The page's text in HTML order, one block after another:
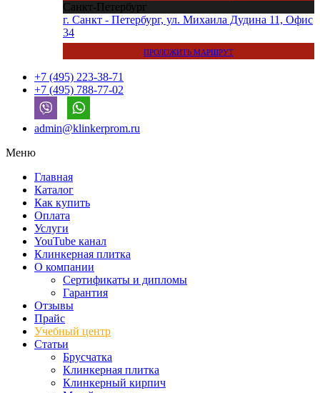
Санкт-Петербург
г. Санкт - Петербург, ул. Михаила Дудина 11, Офис
34
ПРОЛОЖИТЬ МАРШРУТ
+7 (495) 223-38-71
+7 (495) 788-77-02
admin@klinkerprom.ru
Меню
Главная
Каталог
Как купить
Оплата
Услуги
YouTube канал
Клинкерная плитка
О компании
Сертификаты и дипломы
Гарантия
Отзывы
Прайс
Учебный центр
Статьи
Брусчатка
Клинкерная плитка
Клинкерный кирпич